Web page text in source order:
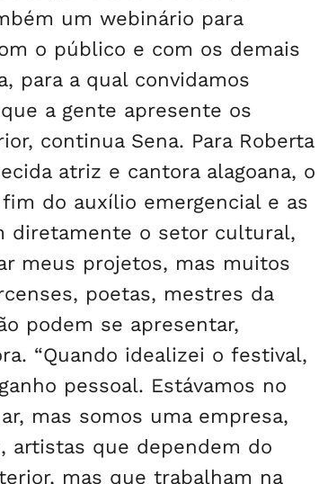
um webinário para
o público e com os demais
para a qual convidamos
a gente apresente os
continua Sena. Para Roberta
atriz e cantora alagoana, o
do auxílio emergencial e as
diretamente o setor cultural,
meus projetos, mas muitos
poetas, mestres da
podem se apresentar,
“Quando idealizei o festival,
pessoal. Estávamos no
mas somos uma empresa,
artistas que dependem do
mas que trabalham na